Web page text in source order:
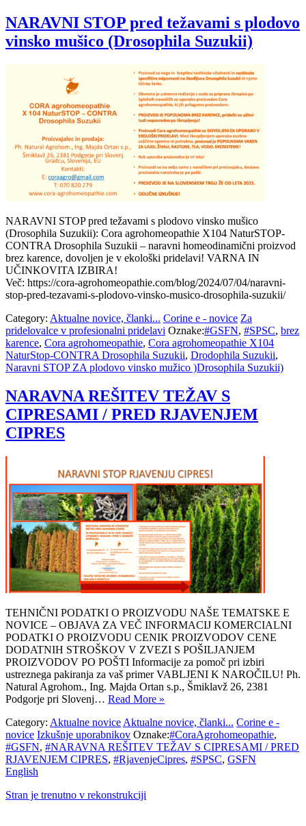
NARAVNI STOP pred težavami s plodovo
vinsko mušico (Drosophila Suzukii)
NARAVNI STOP pred težavami s plodovo vinsko mušico
(Drosophila Suzukii): Cora agrohomeopathie X104 NaturSTOP-
CONTRA Drosophila Suzukii – naravni homeodinamični proizvod
brez karence, dovoljen je v ekološki pridelavi! VARNA IN
UČINKOVITA IZBIRA!
Več: https://cora-agrohomeopathie.com/blog/2024/07/04/naravni-
stop-pred-tezavami-s-plodovo-vinsko-musico-drosophila-suzukii/
Category: Aktualne novice, članki... Corine e - novice Za
pridelovalce v profesionalni pridelavi Oznake:#GSFN, #SPSC, brez
karence, Cora agrohomeopathie, Cora agrohomeopathie X104
NaturStop-CONTRA Drosophila Suzukii, Drodophila Suzukii,
Naravni STOP ZA plodovo vinsko mužico )Drosophila Suzukii)
NARAVNA REŠITEV TEŽAV S
CIPRESAMI / PRED RJAVENJEM
CIPRES
TEHNIČNI PODATKI O PROIZVODU NAŠE TEMATSKE E
NOVICE – OBJAVA ZA VEČ INFORMACIJ KOMERCIALNI
PODATKI O PROIZVODU CENIK PROIZVODOV CENE
DODATNIH STROŠKOV V ZVEZI S POŠILJANJEM
PROIZVODOV PO POŠTI Informacije za pomoč pri izbiri
ustreznega pakiranja za vaš primer VABLJENI K NAROČILU! Ph.
Natural Agrohom., Ing. Majda Ortan s.p., Šmiklavž 26, 2381
Podgorje pri Slovenj… Read More »
Category: Aktualne novice Aktualne novice, članki... Corine e -
novice Izkušnje uporabnikov Oznake:#CoraAgrohomeopathie,
#GSFN, #NARAVNA REŠITEV TEŽAV S CIPRESAMI / PRED
RJAVENJEM CIPRES, #RjavenjeCipres, #SPSC, GSFN
English
Stran je trenutno v rekonstrukciji